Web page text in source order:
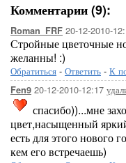
Комментарии (9):
Roman_FRF 20-12-2010-
Стройные цветочные
желанны! :)
Обратиться - Ответить - К
Fen9 20-12-2010-12:17
спасибо))...мне
цвет,насыщенный
есть для этого нового
кем его встречаешь)